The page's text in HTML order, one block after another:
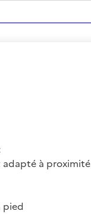
à proximité
pied